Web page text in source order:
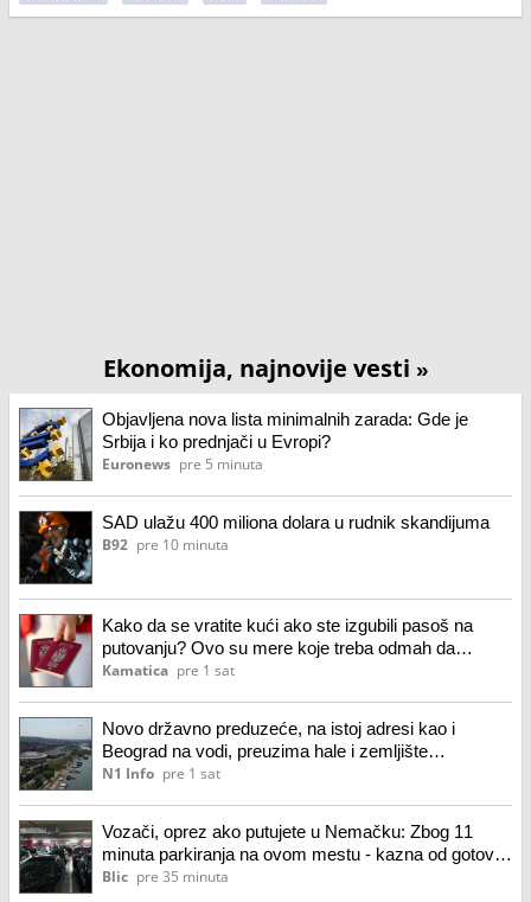
Ekonomija, najnovije vesti »
Objavljena nova lista minimalnih zarada: Gde je
Srbija i ko prednjači u Evropi?
Euronews pre 5 minuta
SAD ulažu 400 miliona dolara u rudnik skandijuma
B92 pre 10 minuta
Kako da se vratite kući ako ste izgubili pasoš na
putovanju? Ovo su mere koje treba odmah da
preduzmete
Kamatica pre 1 sat
Novo državno preduzeće, na istoj adresi kao i
Beograd na vodi, preuzima hale i zemljište
Beogradskog sajma
N1 Info pre 1 sat
Vozači, oprez ako putujete u Nemačku: Zbog 11
minuta parkiranja na ovom mestu - kazna od gotovo
173 evra
Blic pre 35 minuta